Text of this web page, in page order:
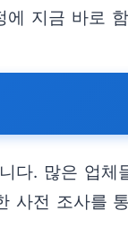
지금 바로
다. 많은 업체
사전 조사를